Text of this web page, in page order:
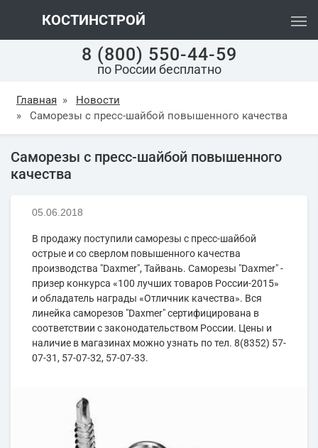
КОСТИНСТРОЙ
8 (800) 550-44-59
по России бесплатно
Главная »
Новости
»
Саморезы с пресс-шайбой повышенного качества
Саморезы с пресс-шайбой повышенного
качества
05.06.2018
В продажу поступили саморезы с пресс-шайбой
острые и со сверлом повышенного качества
производства "Daxmer", Тайвань. Cаморезы "Daxmer" -
призер конкурса «100 лучших товаров России-2015»
и обладатель награды «Отличник качества». Вся
линейка саморезов "Daxmer" сертифицирована в
соответствии с законодательством России. Цены и
наличие в магазинах можно узнать по тел. 8(8352) 57-
07-31, 57-07-32, 57-07-33.